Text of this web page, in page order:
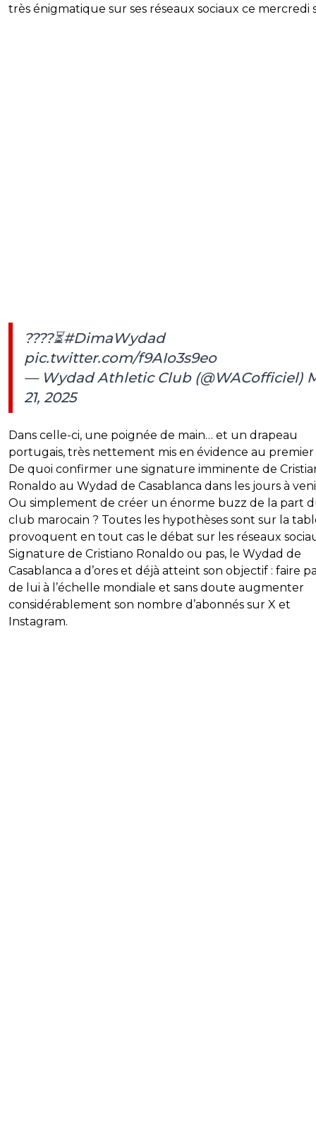
très énigmatique sur ses réseaux sociaux ce mercredi
????⏳#DimaWydad
pic.twitter.com/f9AIo3s9eo
— Wydad Athletic Club (@WACofficiel)
21, 2025
Dans celle-ci, une poignée de main… et un drapeau
portugais, très nettement mis en évidence au premier
De quoi confirmer une signature imminente de
Ronaldo au Wydad de Casablanca dans les jours à
Ou simplement de créer un énorme buzz de la part
club marocain ? Toutes les hypothèses sont sur la
provoquent en tout cas le débat sur les réseaux
Signature de Cristiano Ronaldo ou pas, le Wydad de
Casablanca a d’ores et déjà atteint son objectif : faire
de lui à l’échelle mondiale et sans doute augmenter
considérablement son nombre d’abonnés sur X et
Instagram.